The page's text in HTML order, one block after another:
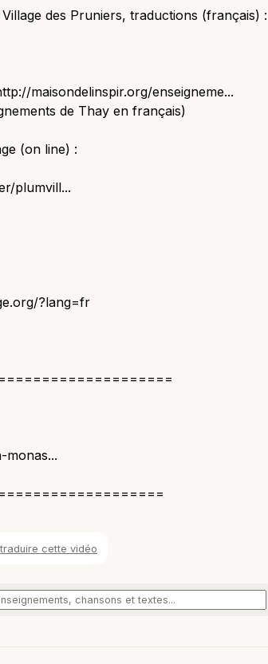
des Pruniers, traductions (français) :
maisondelinspir.org/enseigneme...
de Thay en français)
(on line) :
plumvill...
?lang=fr
cette vidéo